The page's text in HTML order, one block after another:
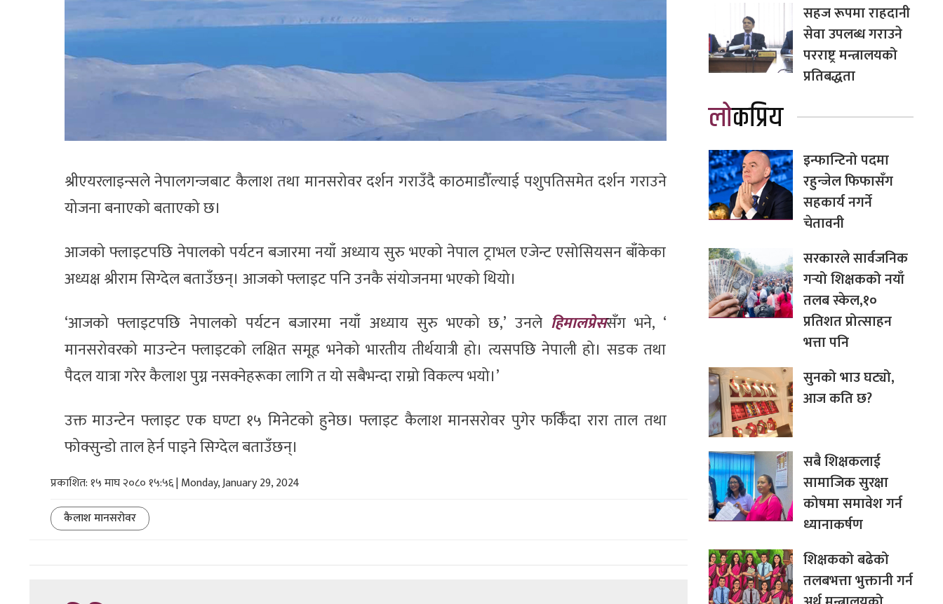
श्रीएयरलाइन्सले नेपालगन्जबाट कैलाश तथा मानसरोवर दर्शन गराउँदै काठमाडौँल्याई पशुपतिसमेत दर्शन गराउने
योजना बनाएको बताएको छ।
आजको फ्लाइटपछि नेपालको पर्यटन बजारमा नयाँ अध्याय सुरु भएको नेपाल ट्राभल एजेन्ट एसोसियसन बाँकेका
अध्यक्ष श्रीराम सिग्देल बताउँछन्। आजको फ्लाइट पनि उनकै संयोजनमा भएको थियो।
‘आजको फ्लाइटपछि नेपालको पर्यटन बजारमा नयाँ अध्याय सुरु भएको छ,’ उनले हिमालप्रेससँग भने, ‘
मानसरोवरको माउन्टेन फ्लाइटको लक्षित समूह भनेको भारतीय तीर्थयात्री हो। त्यसपछि नेपाली हो। सडक तथा
पैदल यात्रा गरेर कैलाश पुग्न नसक्नेहरूका लागि त यो सबैभन्दा राम्रो विकल्प भयो।’
उक्त माउन्टेन फ्लाइट एक घण्टा १५ मिनेटको हुनेछ। फ्लाइट कैलाश मानसरोवर पुगेर फर्किँदा रारा ताल तथा
फोक्सुन्डो ताल हेर्न पाइने सिग्देल बताउँछन्।
प्रकाशित: १५ माघ २०८० १५:५६ | Monday, January 29, 2024
कैलाश मानसरोवर
सहज रूपमा राहदानी
सेवा उपलब्ध गराउने
परराष्ट्र मन्त्रालयको
प्रतिबद्धता
लोकप्रिय
इन्फान्टिनो पदमा
रहुन्जेल फिफासँग
सहकार्य नगर्ने
चेतावनी
सरकारले सार्वजनिक
गर्‍यो शिक्षकको नयाँ
तलब स्केल,१०
प्रतिशत प्रोत्साहन
भत्ता पनि
सुनको भाउ घट्यो,
आज कति छ?
सबै शिक्षकलाई
सामाजिक सुरक्षा
कोषमा समावेश गर्न
ध्यानाकर्षण
शिक्षकको बढेको
तलबभत्ता भुक्तानी गर्न